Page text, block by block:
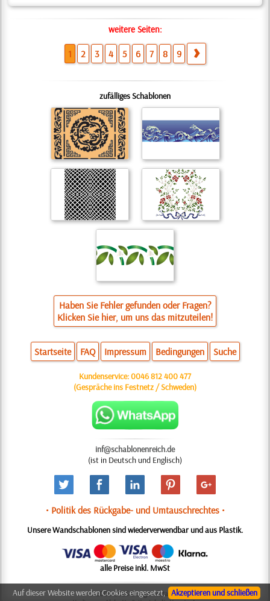
weitere Seiten:
1 2 3 4 5 6 7 8 9
zufälliges Schablonen
Haben Sie Fehler gefunden oder Fragen?
Klicken Sie hier, um uns das mitzuteilen!
Startseite FAQ Impressum Bedingungen Suche
Kundenservice:0046 812 400 477
(Gespräche ins Festnetz / Schweden)
inf@schablonenreich.de
(ist in Deutsch und Englisch)
• Politik des Rückgabe- und Umtauschrechtes •
Unsere Wandschablonen sind wiederverwendbar und aus Plastik.
alle Preise inkl. MwSt
© 2006-2025 Design: Natali M.Akzeptieren und schließen
Auf dieser Website werden Cookies eingesetzt,